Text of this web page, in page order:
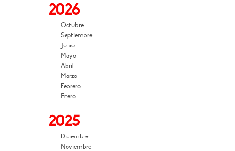
2026
Octubre
Septiembre
Junio
Mayo
Abril
Marzo
Febrero
Enero
2025
Diciembre
Noviembre